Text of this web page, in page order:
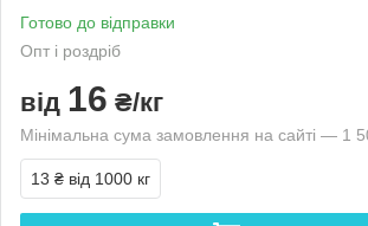
Готово до відправки
Опт і роздріб
від 16 ₴/кг
Мінімальна сума замовлення на сайті — 1
13 ₴ від 1000 кг